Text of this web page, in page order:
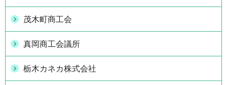
茂木町商工会
真岡商工会議所
栃木カネカ株式会社